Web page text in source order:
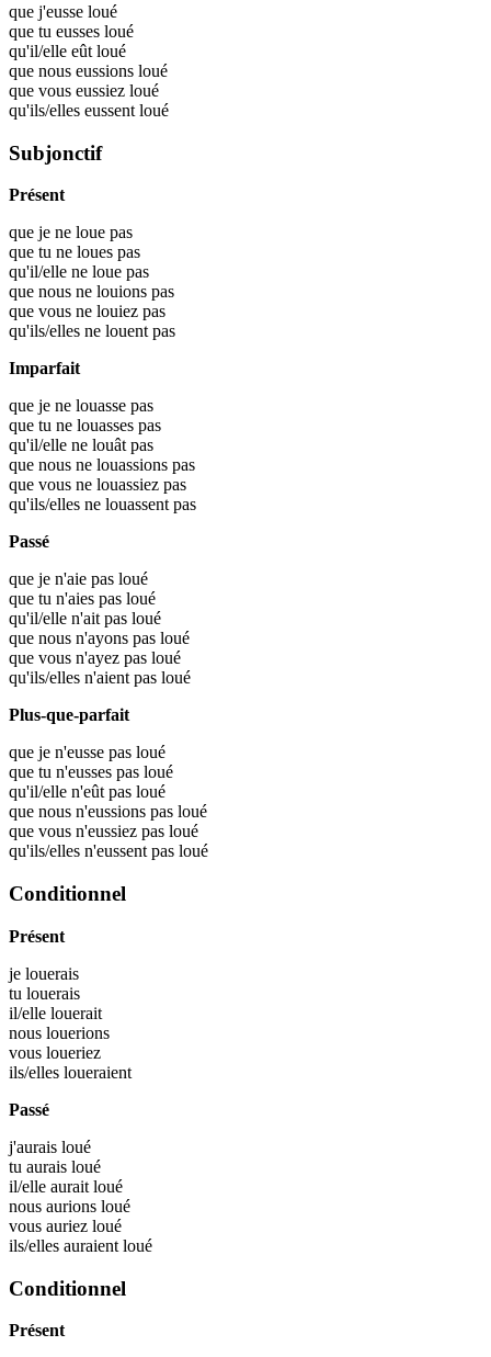
que j'eusse loué
que tu eusses loué
qu'il/elle eût loué
que nous eussions loué
que vous eussiez loué
qu'ils/elles eussent loué
Subjonctif
Présent
que je ne loue pas
que tu ne loues pas
qu'il/elle ne loue pas
que nous ne louions pas
que vous ne louiez pas
qu'ils/elles ne louent pas
Imparfait
que je ne louasse pas
que tu ne louasses pas
qu'il/elle ne louât pas
que nous ne louassions pas
que vous ne louassiez pas
qu'ils/elles ne louassent pas
Passé
que je n'aie pas loué
que tu n'aies pas loué
qu'il/elle n'ait pas loué
que nous n'ayons pas loué
que vous n'ayez pas loué
qu'ils/elles n'aient pas loué
Plus-que-parfait
que je n'eusse pas loué
que tu n'eusses pas loué
qu'il/elle n'eût pas loué
que nous n'eussions pas loué
que vous n'eussiez pas loué
qu'ils/elles n'eussent pas loué
Conditionnel
Présent
je louerais
tu louerais
il/elle louerait
nous louerions
vous loueriez
ils/elles loueraient
Passé
j'aurais loué
tu aurais loué
il/elle aurait loué
nous aurions loué
vous auriez loué
ils/elles auraient loué
Conditionnel
Présent